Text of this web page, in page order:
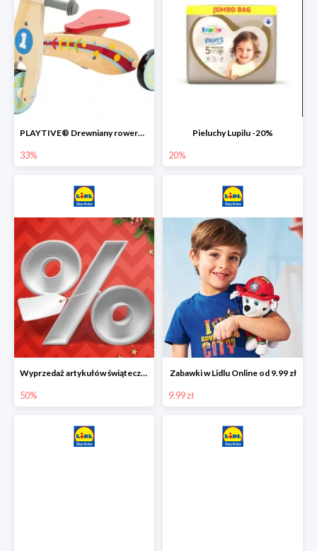
PLAYTIVE® Drewniany rowerek biegowy -33%
33%
Pieluchy Lupilu -20%
20%
Wyprzedaż artykułów świątecznych w Lidlu Online
50%
Zabawki w Lidlu Online od 9.99 zł
9.99 zł